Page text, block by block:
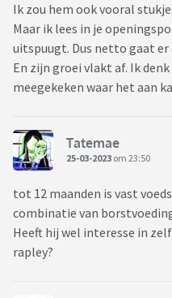
Ik zou hem ook vooral
Maar ik lees in je
uitspuugt. Dus netto gaat
En zijn groei vlakt af. Ik
meegekeken waar het aan
Tatemae
25-03-2023 om 23:50
tot 12 maanden is vast
combinatie van
Heeft hij wel interesse in
rapley?